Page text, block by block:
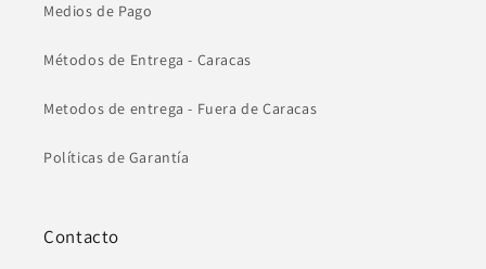
Medios de Pago
Métodos de Entrega - Caracas
Metodos de entrega - Fuera de Caracas
Políticas de Garantía
Contacto